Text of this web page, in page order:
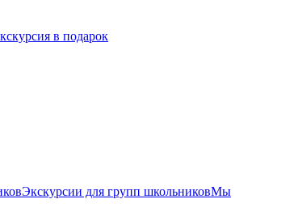
в подарок
Экскурсии для групп школьниковМы